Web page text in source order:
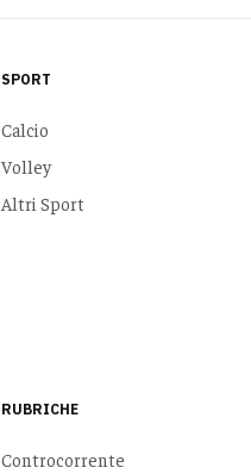
SPORT
Calcio
Volley
Altri Sport
RUBRICHE
Controcorrente